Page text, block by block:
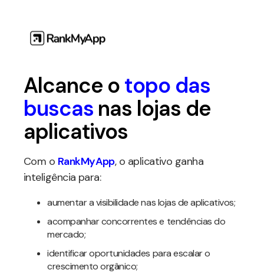
Alcance otopo das
buscas nas lojas de
aplicativos
Com o RankMyApp, o aplicativo ganha
inteligência para:
aumentar a visibilidade nas lojas de aplicativos;
acompanhar concorrentes e tendências do
mercado;
identificar oportunidades para escalar o
crescimento orgânico;